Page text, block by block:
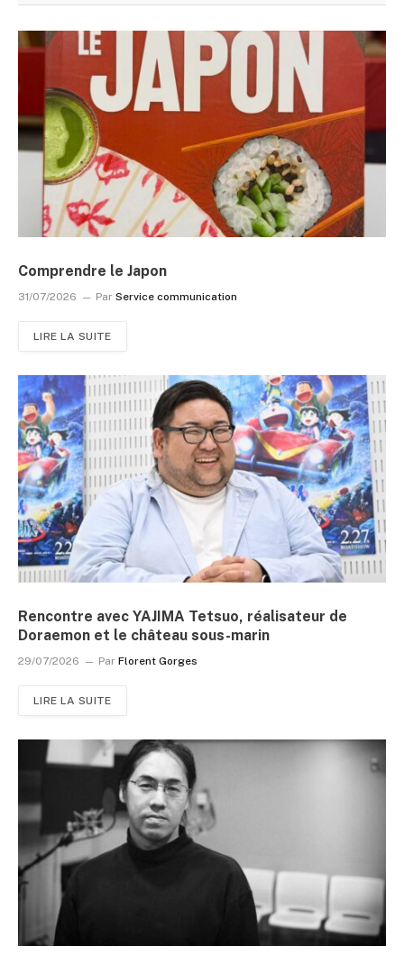
Comprendre le Japon
31/07/2026 Par Service communication
LIRE LA SUITE
Rencontre avec YAJIMA Tetsuo, réalisateur de
Doraemon et le château sous-marin
29/07/2026 Par Florent Gorges
LIRE LA SUITE